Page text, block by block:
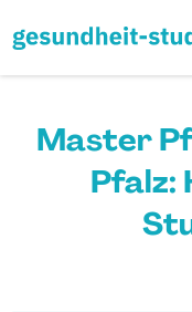
Master
Pfalz: